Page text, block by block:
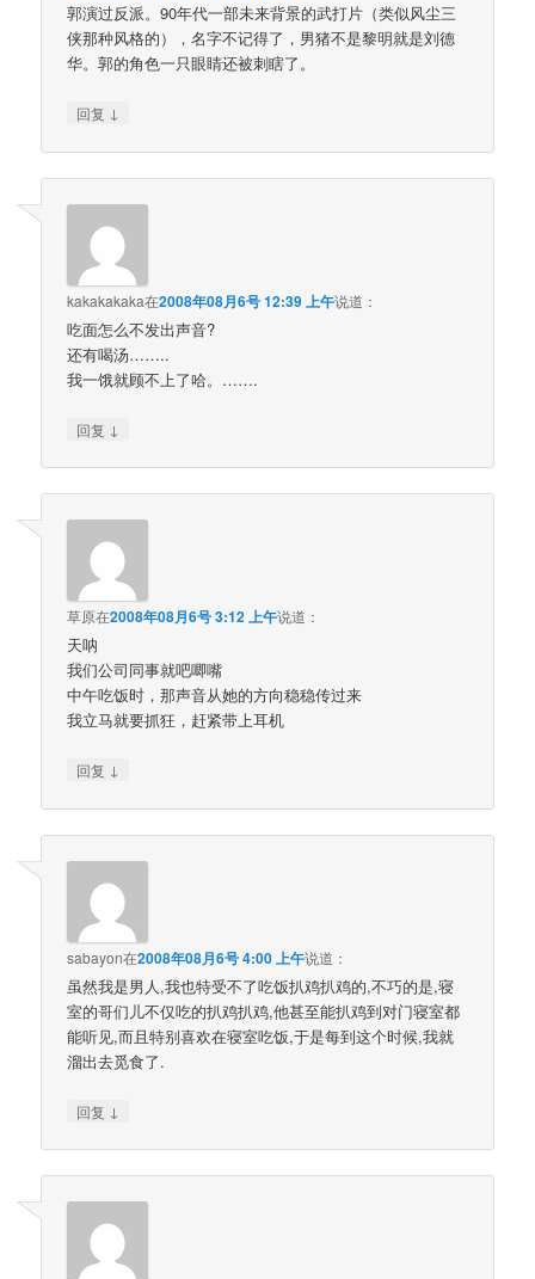
郭演过反派。90年代一部未来背景的武打片（类似风尘三
侠那种风格的），名字不记得了，男猪不是黎明就是刘德
华。郭的角色一只眼睛还被刺瞎了。
回复 ↓
kakakakaka在2008年08月6号 12:39 上午说道：
吃面怎么不发出声音?
还有喝汤……..
我一饿就顾不上了哈。…….
回复 ↓
草原在2008年08月6号 3:12 上午说道：
天呐
我们公司同事就吧唧嘴
中午吃饭时，那声音从她的方向稳稳传过来
我立马就要抓狂，赶紧带上耳机
回复 ↓
sabayon在2008年08月6号 4:00 上午说道：
虽然我是男人,我也特受不了吃饭扒鸡扒鸡的,不巧的是,寝
室的哥们儿不仅吃的扒鸡扒鸡,他甚至能扒鸡到对门寝室都
能听见,而且特别喜欢在寝室吃饭,于是每到这个时候,我就
溜出去觅食了.
回复 ↓